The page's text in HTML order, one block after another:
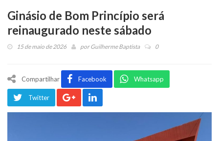
Ginásio de Bom Princípio será
reinaugurado neste sábado
15 de maio de 2026 porGuilherme Baptista 0
Compartilhar Facebook Whatsapp
Twitter